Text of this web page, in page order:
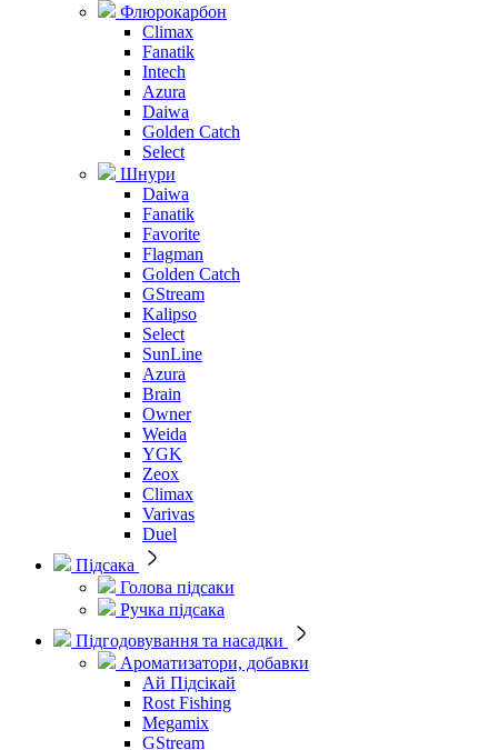
Флюрокарбон
Climax
Fanatik
Intech
Azura
Daiwa
Golden Catch
Select
Шнури
Daiwa
Fanatik
Favorite
Flagman
Golden Catch
GStream
Kalipso
Select
SunLine
Azura
Brain
Owner
Weida
YGK
Zeox
Climax
Varivas
Duel
Підсака
Голова підсаки
Ручка підсака
Підгодовування та насадки
Ароматизатори, добавки
Ай Підсікай
Rost Fishing
Megamix
GStream